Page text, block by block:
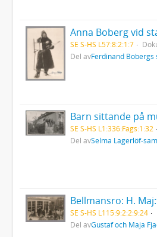
SE S-HS L57:8:2:1:7
Del avFerdinand Bobergs
Barn sittande på
SE S-HS L1:336:Fags:1:32
Del avSelma Lagerlöf-
SE S-HS L115:9:2:2:9:24
Del avGustaf och Maja